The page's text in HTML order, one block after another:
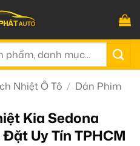
Nhiệt Ô Tô / Dán Phim
Kia Sedona
Uy Tín TPHCM